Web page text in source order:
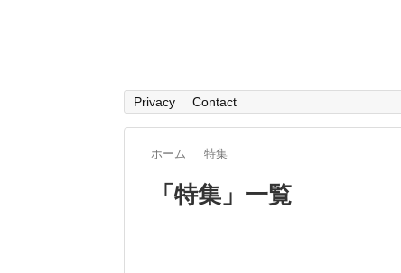
Privacy Contact
ホーム 特集
「 特集 」 一覧